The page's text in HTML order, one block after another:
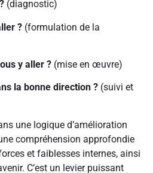
(diagnostic)
? (formulation de la
y aller ? (mise en œuvre)
la bonne direction ? (suivi et
une logique d’amélioration
compréhension approfondie
et faiblesses internes, ainsi
C’est un levier puissant